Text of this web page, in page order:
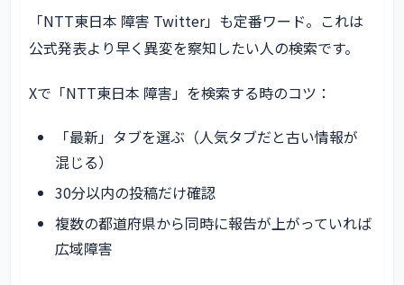
「NTT東日本 障害 Twitter」も定番ワード。これは
公式発表より早く異変を察知したい人の検索です。
Xで「NTT東日本 障害」を検索する時のコツ：
「最新」タブを選ぶ（人気タブだと古い情報が
混じる）
30分以内の投稿だけ確認
複数の都道府県から同時に報告が上がっていれば
広域障害